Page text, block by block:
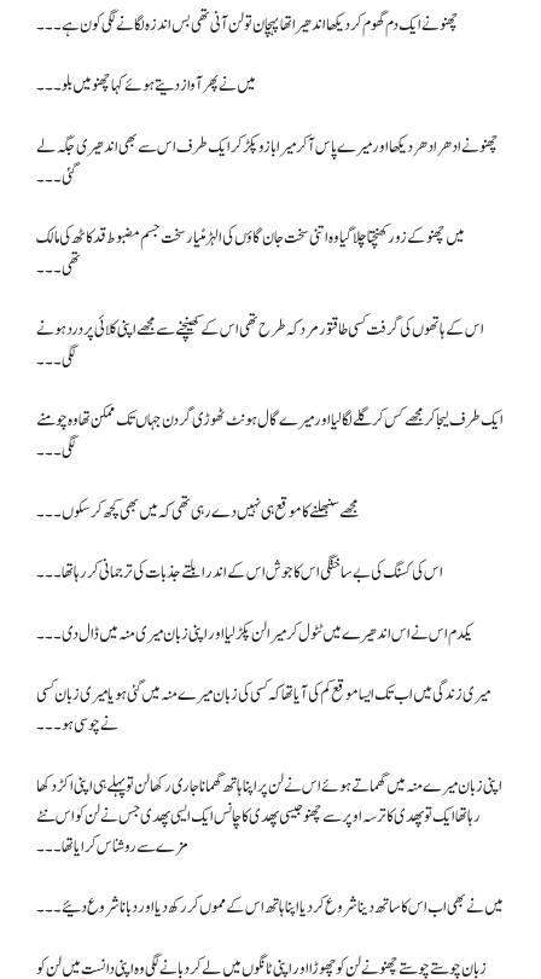
چھنو نے ایک دم گھوم کر دیکھا اندھیرا تھا پہچان تو لن آنی تھی بس اندزہ لگانے لگی کون ہے۔۔۔
میں نے پھر آواز دیتے ہوئے کہا چھنو میں بلو۔۔۔
چھنو نے ادھر ادھر دیکھا اور میرے پاس آکر میرا بازو پکڑ کر ایک طرف اس سے بھی اندھیری جگہ لے
گئی۔۔۔
میں چھنو کے زور کھنچتا چلا گیا وہ اتنی سخت جان گاؤں کی الہڑ مٹیار سخت جسم مضبوط قد کاٹھ کی مالک
تھی۔۔۔
اس کے ہاتھوں کی گرفت کسی طاقتور مرد کہ طرح تھی اس کے کھینچنے سے مجھے اپنی کلائی پر درد ہونے
لگی۔۔۔
ایک طرف لیجا کر مجھے کس کر گلے لگا لیا اور میرے گال ہونٹ ٹھوڑی گردن جہاں تک ممکن تھا وہ چومنے
لگی۔۔۔
مجھے سنبھلنے کا موقع ہی نہیں دے رہی تھی کہ میں بھی کچھ کر سکوں ۔۔۔
اس کی کسنگ کی بے ساختگی اس کا جوش اس کے اندر ابلتے جذبات کی ترجمانی کر رہا تھا۔۔۔
یکدم اس نے اس اندھیرے میں ٹٹول کر میرا لن پکڑ لیا اور اپنی زبان میری منہ میں ڈال دی ۔۔۔
میری زندگی میں اب تک ایسا موقع کم کی آیا تھا کہ کسی کی زبان میرے منہ میں گئی ہو یا میری زبان کسی
نے چوسی ہو۔۔۔
اپنی زبان میرے منہ میں گھماتے ہوئے اس نے لن پر اپنا ہاتھ گھمانا جاری رکھا لن تو پہلے ہی اپنی اکڑ دکھا
رہا تھا ایک تو پھدی کا ترسہ اوپر سےچھنو جیسی پھدی کا چانس ایک ایسی پھدی جس نے لن کو اس نئے
مزے سے روشناس کرایا تھا۔۔۔
میں نے بھی اب اس کا ساتھ دینا شروع کر دیا اپنا ہاتھ اس کے مموں کر رکھ دیا اور دبانا شروع دئیے ۔۔۔
زبان چوستے چوستے چھنو نے لن کو چھوڑا اور اپنی ٹانگوں میں لے کر دبانے لگی وہ اپنی دانست میں لن کو